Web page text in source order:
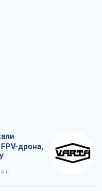
дрона,
т.